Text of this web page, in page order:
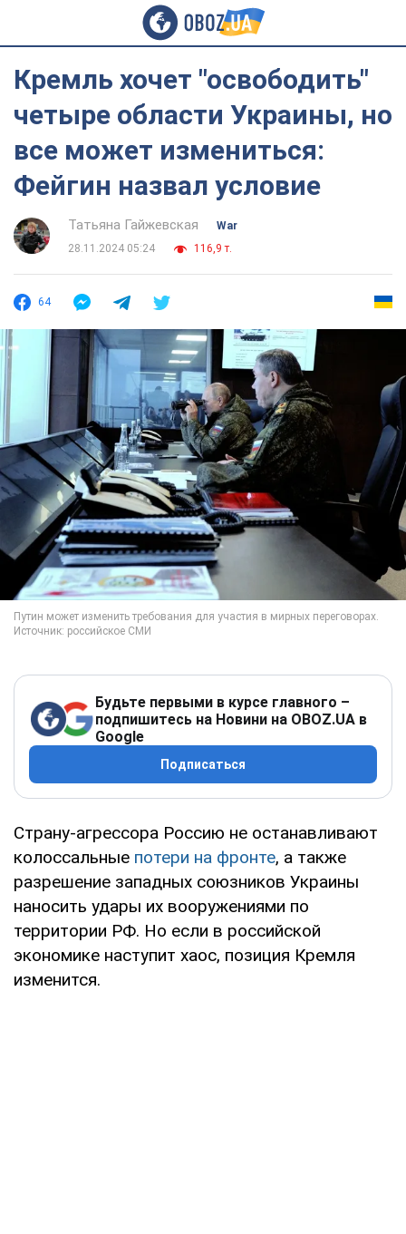
Кремль хочет "освободить"
четыре области Украины, но
все может измениться:
Фейгин назвал условие
Татьяна Гайжевская
War
28.11.2024 05:24
116,9 т.
64
Будьте первыми в курсе главного –
подпишитесь на Новини на OBOZ.UA в
Google
Подписаться
Страну-агрессора Россию не останавливают
колоссальные потери на фронте, а также
разрешение западных союзников Украины
наносить удары их вооружениями по
территории РФ. Но если в российской
экономике наступит хаос, позиция Кремля
изменится.